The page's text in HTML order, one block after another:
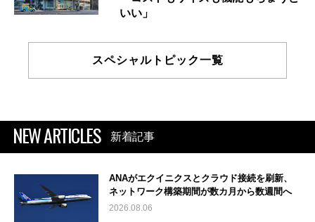
いい」
スペシャルトピック一覧
NEW ARTICLES 新着記事
ANAがエクイニクスとクラウド接続を刷新、
ネットワーク構築期間が数カ月から数週間へ
2026.08.06